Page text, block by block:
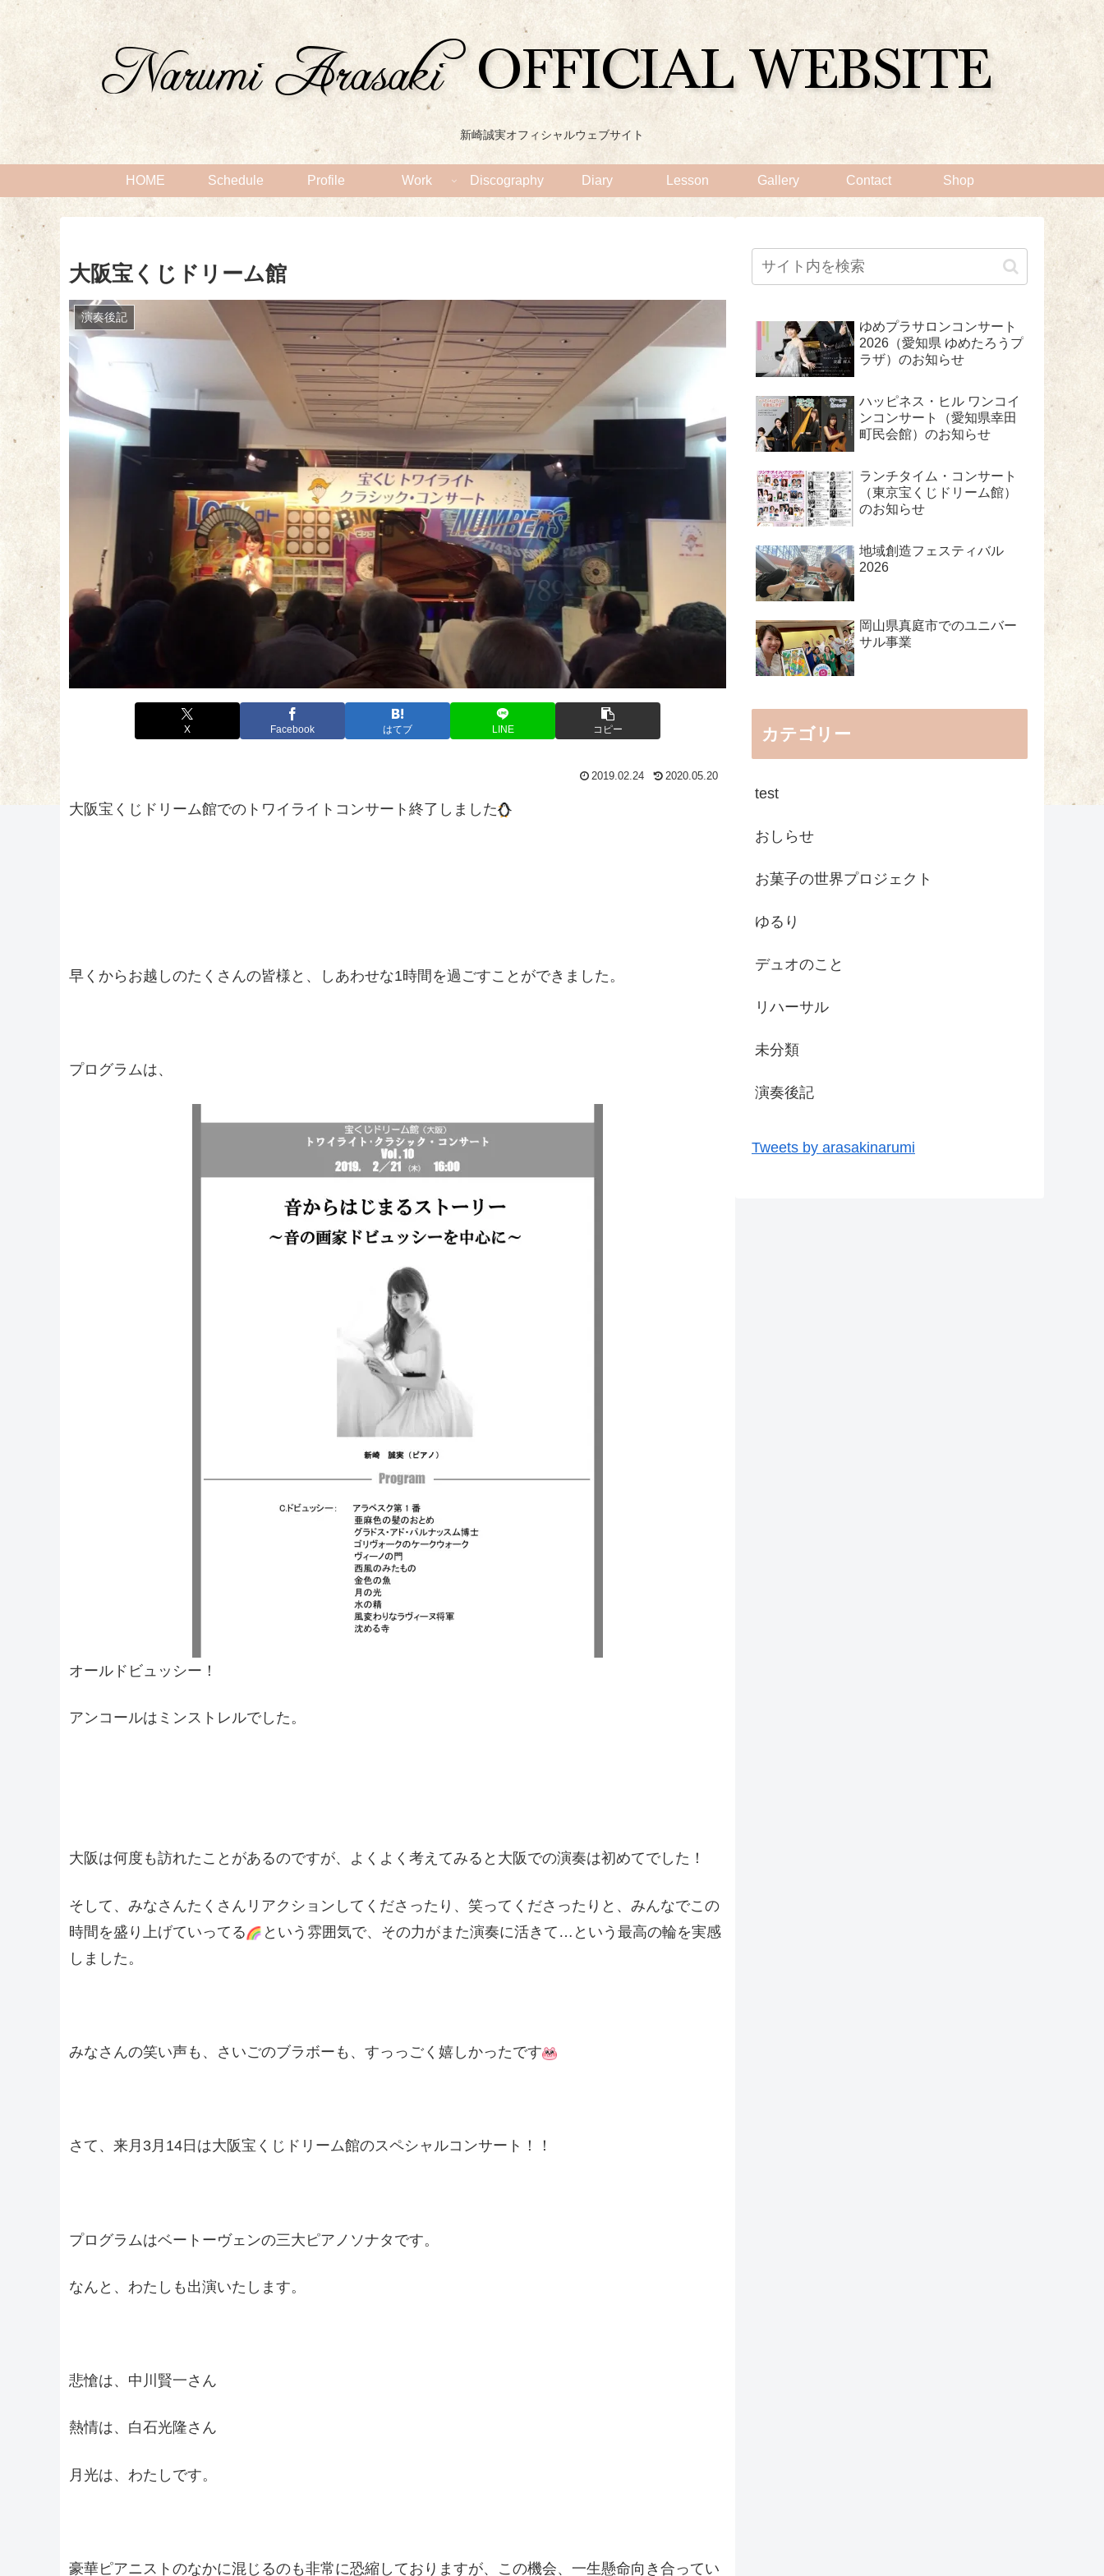
新崎誠実オフィシャルウェブサイト
HOME Schedule Profile Work Discography Diary Lesson Gallery Contact Shop
大阪宝くじドリーム館
演奏後記
X Facebook はてブ LINE コピー
2019.02.24 2020.05.20
大阪宝くじドリーム館でのトワイライトコンサート終了しました
早くからお越しのたくさんの皆様と、しあわせな1時間を過ごすことができました。
プログラムは、
オールドビュッシー！
アンコールはミンストレルでした。
大阪は何度も訪れたことがあるのですが、よくよく考えてみると大阪での演奏は初めてでした！
そして、みなさんたくさんリアクションしてくださったり、笑ってくださったりと、みんなでこの
時間を盛り上げていってる
という雰囲気で、その力がまた演奏に活きて…という最高の輪を実感
しました。
みなさんの笑い声も、さいごのブラボーも、すっっごく嬉しかったです
さて、来月3月14日は大阪宝くじドリーム館のスペシャルコンサート！！
プログラムはベートーヴェンの三大ピアノソナタです。
なんと、わたしも出演いたします。
悲愴は、中川賢一さん
熱情は、白石光隆さん
月光は、わたしです。
豪華ピアニストのなかに混じるのも非常に恐縮しておりますが、この機会、一生懸命向き合ってい
ゆめプラサロンコンサート
2026（愛知県 ゆめたろうプ
ラザ）のお知らせ
ハッピネス・ヒル ワンコイ
ンコンサート（愛知県幸田
町民会館）のお知らせ
ランチタイム・コンサート
（東京宝くじドリーム館）
のお知らせ
地域創造フェスティバル
2026
岡山県真庭市でのユニバー
サル事業
カテゴリー
test
おしらせ
お菓子の世界プロジェクト
ゆるり
デュオのこと
リハーサル
未分類
演奏後記
Tweets by arasakinarumi